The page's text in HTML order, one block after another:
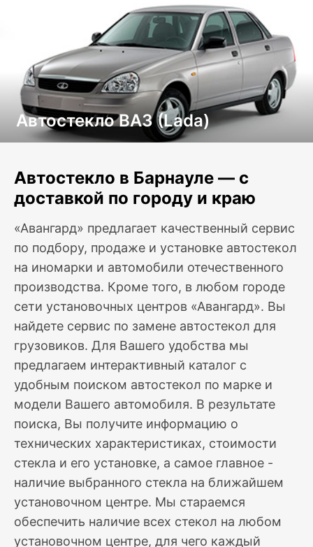
Автостекло ВАЗ (Lada)
Автостекло в Барнауле — с
доставкой по городу и краю
«Авангард» предлагает качественный сервис
по подбору, продаже и установке автостекол
на иномарки и автомобили отечественного
производства. Кроме того, в любом городе
сети установочных центров «Авангард». Вы
найдете сервис по замене автостекол для
грузовиков. Для Вашего удобства мы
предлагаем интерактивный каталог с
удобным поиском автостекол по марке и
модели Вашего автомобиля. В результате
поиска, Вы получите информацию о
технических характеристиках, стоимости
стекла и его установке, а самое главное -
наличие выбранного стекла на ближайшем
установочном центре. Мы стараемся
обеспечить наличие всех стекол на любом
установочном центре, для чего каждый